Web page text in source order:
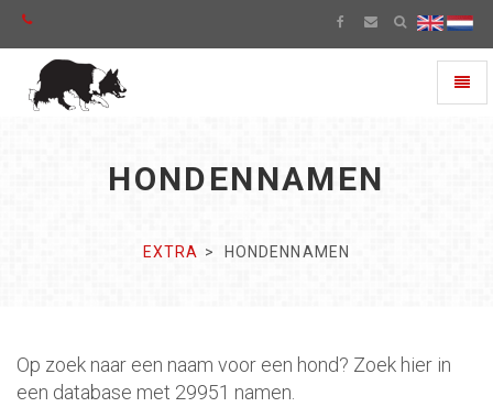
HONDENNAMEN
EXTRA HONDENNAMEN
Op zoek naar een naam voor een hond? Zoek hier in
een database met 29951 namen.